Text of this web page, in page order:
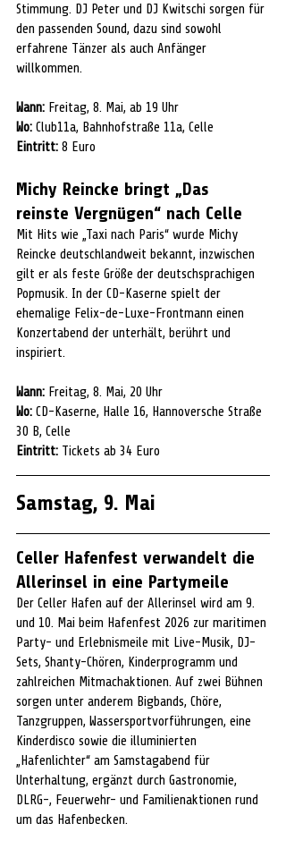
Stimmung. DJ Peter und DJ Kwitschi sorgen für
den passenden Sound, dazu sind sowohl
erfahrene Tänzer als auch Anfänger
willkommen.
Wann: Freitag, 8. Mai, ab 19 Uhr
Wo: Club11a, Bahnhofstraße 11a, Celle
Eintritt: 8 Euro
Michy Reincke bringt „Das
reinste Vergnügen“ nach Celle
Mit Hits wie „Taxi nach Paris“ wurde Michy
Reincke deutschlandweit bekannt, inzwischen
gilt er als feste Größe der deutschsprachigen
Popmusik. In der CD-Kaserne spielt der
ehemalige Felix-de-Luxe-Frontmann einen
Konzertabend der unterhält, berührt und
inspiriert.
Wann: Freitag, 8. Mai, 20 Uhr
Wo: CD-Kaserne, Halle 16, Hannoversche Straße
30 B, Celle
Eintritt: Tickets ab 34 Euro
Samstag, 9. Mai
Celler Hafenfest verwandelt die
Allerinsel in eine Partymeile
Der Celler Hafen auf der Allerinsel wird am 9.
und 10. Mai beim Hafenfest 2026 zur maritimen
Party- und Erlebnismeile mit Live-Musik, DJ-
Sets, Shanty-Chören, Kinderprogramm und
zahlreichen Mitmachaktionen. Auf zwei Bühnen
sorgen unter anderem Bigbands, Chöre,
Tanzgruppen, Wassersportvorführungen, eine
Kinderdisco sowie die illuminierten
„Hafenlichter“ am Samstagabend für
Unterhaltung, ergänzt durch Gastronomie,
DLRG-, Feuerwehr- und Familienaktionen rund
um das Hafenbecken.